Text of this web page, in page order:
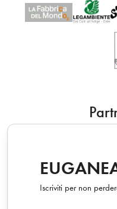
Iscriviti per non